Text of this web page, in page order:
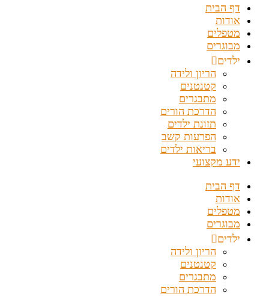
דף הבית
אודות
מטפלים
מבוגרים
ילדים
הריון ולידה
קטנטנים
מתבגרים
הדרכת הורים
תזונת ילדים
הפרעות קשב
בריאות ילדים
ידע מקצועי
דף הבית
אודות
מטפלים
מבוגרים
ילדים
הריון ולידה
קטנטנים
מתבגרים
הדרכת הורים